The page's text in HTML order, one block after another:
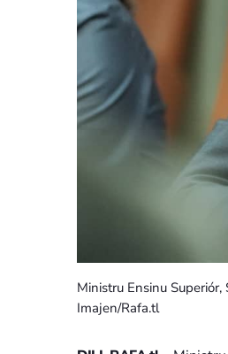
Ministru Ensinu Superiór,
Imajen/Rafa.tl